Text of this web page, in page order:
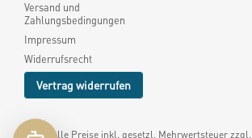
Versand und
Zahlungsbedingungen
Impressum
Widerrufsrecht
Vertrag widerrufen
* Alle Preise inkl. gesetzl. Mehrwertsteuer zzgl.